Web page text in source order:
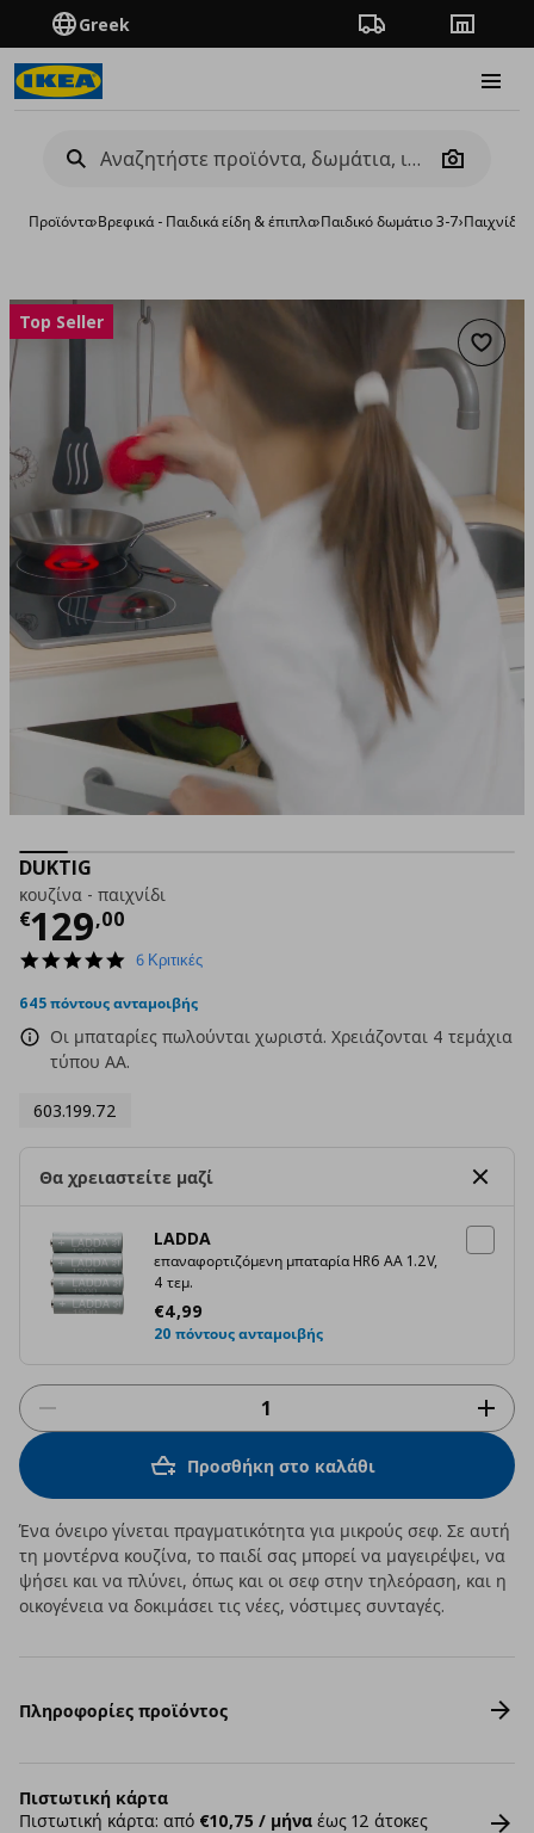
Greek Πορεία παραγγελίας
Camera
Προϊόντα›Βρεφικά - Παιδικά είδη & έπιπλα›Παιδικό δωμάτιο 3-7›
Top Seller
DUKTIG
κουζίνα - παιχνίδι
€129,00
Τρέχουσα τιμή
4.8
rating
6 Κριτικές
645 πόντους ανταμοιβής
Οι μπαταρίες πωλούνται χωριστά. Χρειάζονται 4 τεμάχια
τύπου AA.
603.199.72
Θα χρειαστείτε μαζί
LADDA
επαναφορτιζόμενη μπαταρία HR6 AA 1.2V,
4 τεμ.
€4,99
Τρέχουσα τιμή
20 πόντους ανταμοιβής
Προσθήκη στο καλάθι
Ένα όνειρο γίνεται πραγματικότητα για μικρούς σεφ. Σε αυτή
τη μοντέρνα κουζίνα, το παιδί σας μπορεί να μαγειρέψει, να
ψήσει και να πλύνει, όπως και οι σεφ στην τηλεόραση, και η
οικογένεια να δοκιμάσει τις νέες, νόστιμες συνταγές.
Πληροφορίες προϊόντος
Πιστωτική κάρτα
Πιστωτική κάρτα: από €10,75 / μήνα έως 12 άτοκες